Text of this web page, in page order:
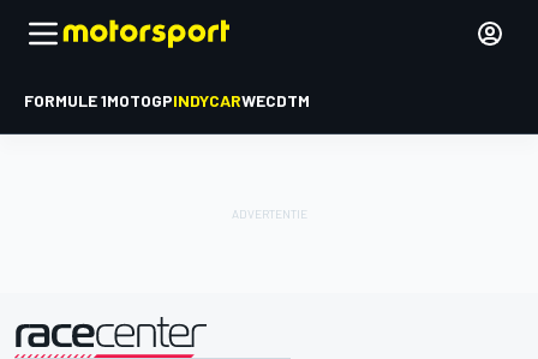
FORMULE 1MOTOGPINDYCARWECDTM